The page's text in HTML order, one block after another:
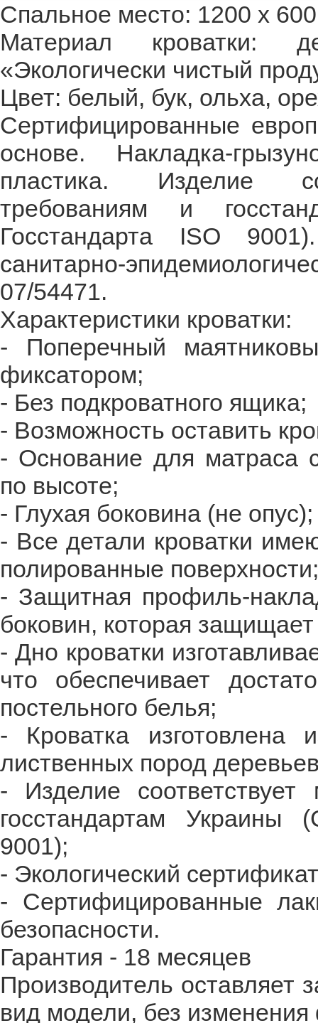
Спальное место: 1200 х
Материал кроватки:
«Экологически чистый
Цвет: белый, бук, ольха,
Сертифицированные
основе. Накладка-
пластика. Изделие
требованиям и
Госстандарта ISO
санитарно-
07/54471.
Характеристики кроватки:
- Поперечный
фиксатором;
- Без подкроватного ящика;
- Возможность оставить
- Основание для матраса
по высоте;
- Глухая боковина (не
- Все детали кроватки
полированные
- Защитная профиль-
боковин, которая
- Дно кроватки
что обеспечивает
постельного белья;
- Кроватка изготовлена
лиственных пород
- Изделие
госстандартам Украины
9001);
- Экологический
- Сертифицированные
безопасности.
Гарантия - 18 месяцев
Производитель оставляет
вид модели, без